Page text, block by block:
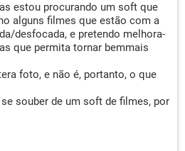
estou procurando um soft que
alguns filmes que estão com a
desfocada, e pretendo melhora-
que permita tornar bemmais
foto, e não é, portanto, o que
souber de um soft de filmes, por